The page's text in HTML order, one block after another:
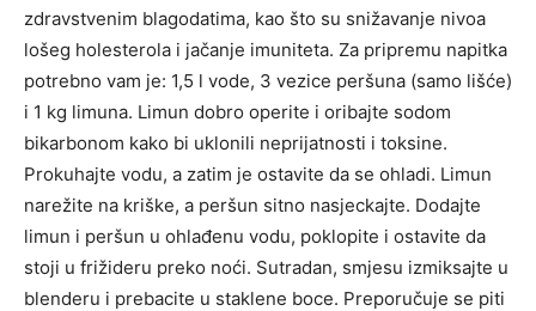
zdravstvenim blagodatima, kao što su snižavanje nivoa
lošeg holesterola i jačanje imuniteta. Za pripremu napitka
potrebno vam je: 1,5 l vode, 3 vezice peršuna (samo lišće)
i 1 kg limuna. Limun dobro operite i oribajte sodom
bikarbonom kako bi uklonili neprijatnosti i toksine.
Prokuhajte vodu, a zatim je ostavite da se ohladi. Limun
narežite na kriške, a peršun sitno nasjeckajte. Dodajte
limun i peršun u ohlađenu vodu, poklopite i ostavite da
stoji u frižideru preko noći. Sutradan, smjesu izmiksajte u
blenderu i prebacite u staklene boce. Preporučuje se piti